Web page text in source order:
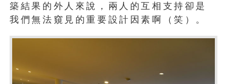
築結果的外人來說，兩人的互相支持卻是
我們無法窺見的重要設計因素啊（笑）。